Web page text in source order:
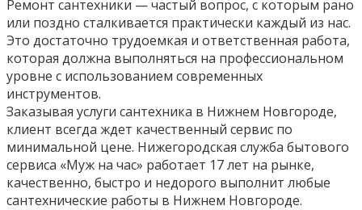
Ремонт сантехники — частый вопрос, с которым рано
или поздно сталкивается практически каждый из нас.
Это достаточно трудоемкая и ответственная работа,
которая должна выполняться на профессиональном
уровне с использованием современных
инструментов.
Заказывая услуги сантехника в Нижнем Новгороде,
клиент всегда ждет качественный сервис по
минимальной цене. Нижегородская служба бытового
сервиса «Муж на час» работает 17 лет на рынке,
качественно, быстро и недорого выполнит любые
сантехнические работы в Нижнем Новгороде.